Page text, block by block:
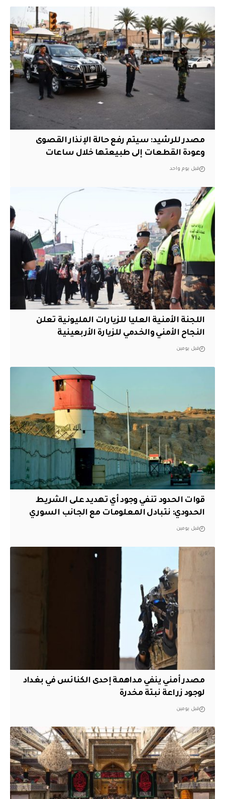
مصدر للرشيد: سيتم رفع حالة الإنذار القصوى
وعودة القطعات إلى طبيعتها خلال ساعات
قبل يوم واحد
اللجنة الأمنية العليا للزيارات المليونية تعلن
النجاح الأمني والخدمي للزيارة الأربعينية
قبل يومين
قوات الحدود تنفي وجود أي تهديد على الشريط
الحدودي: نتبادل المعلومات مع الجانب السوري
قبل يومين
مصدر أمني ينفي مداهمة إحدى الكنائس في بغداد
لوجود زراعة نبتة مخدرة
قبل يومين